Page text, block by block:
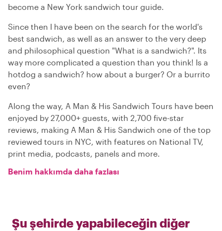
become a New York sandwich tour guide.
Since then I have been on the search for the world's
best sandwich, as well as an answer to the very deep
and philosophical question "What is a sandwich?". Its
way more complicated a question than you think! Is a
hotdog a sandwich? how about a burger? Or a burrito
even?
Along the way, A Man & His Sandwich Tours have been
enjoyed by 27,000+ guests, with 2,700 five-star
reviews, making A Man & His Sandwich one of the top
reviewed tours in NYC, with features on National TV,
print media, podcasts, panels and more.
Benim hakkımda daha fazlası
Şu şehirde yapabileceğin diğer